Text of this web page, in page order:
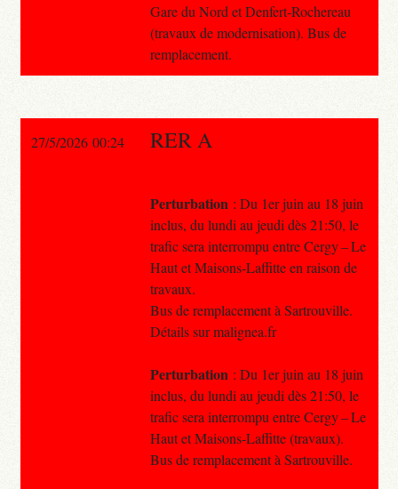
Gare du Nord et Denfert-Rochereau
(travaux de modernisation). Bus de
remplacement.
27/5/2026 00:24 RER A
Perturbation : Du 1er juin au 18 juin
inclus, du lundi au jeudi dès 21:50, le
trafic sera interrompu entre Cergy – Le
Haut et Maisons-Laffitte en raison de
travaux.
Bus de remplacement à Sartrouville.
Détails sur malignea.fr
Perturbation : Du 1er juin au 18 juin
inclus, du lundi au jeudi dès 21:50, le
trafic sera interrompu entre Cergy – Le
Haut et Maisons-Laffitte (travaux).
Bus de remplacement à Sartrouville.